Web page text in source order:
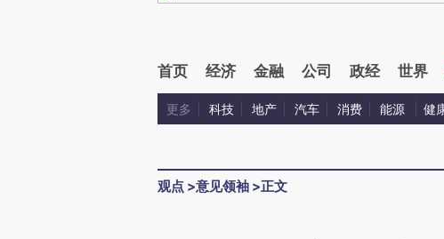
首页 经济 金融 公司 政经 世界
更多 科技 地产 汽车 消费 能源 健
观点 >意见领袖 >正文